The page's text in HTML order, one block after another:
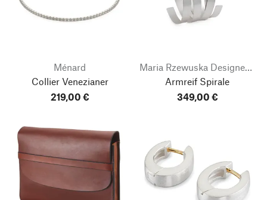
Ménard
Collier Venezianer
219,00 €
Maria Rzewuska Designerschmuck
Armreif Spirale
349,00 €